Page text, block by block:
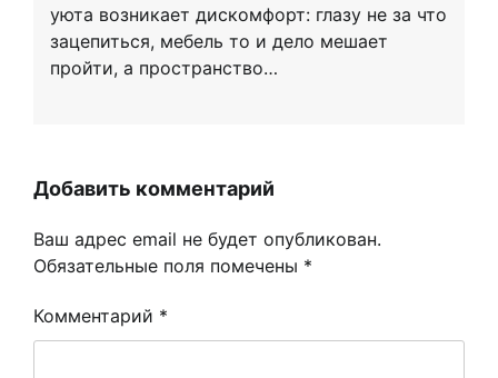
уюта возникает дискомфорт: глазу не за что
зацепиться, мебель то и дело мешает
пройти, а пространство…
Добавить комментарий
Ваш адрес email не будет опубликован.
Обязательные поля помечены *
Комментарий *